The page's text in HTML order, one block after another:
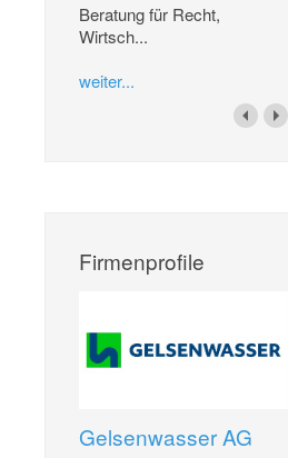
Beratung für Recht,
Wirtsch...
weiter...
Firmenprofile
Gelsenwasser AG